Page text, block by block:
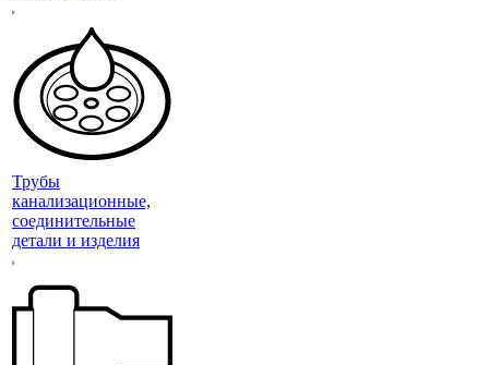
Трубы
канализационные,
соединительные
детали и изделия